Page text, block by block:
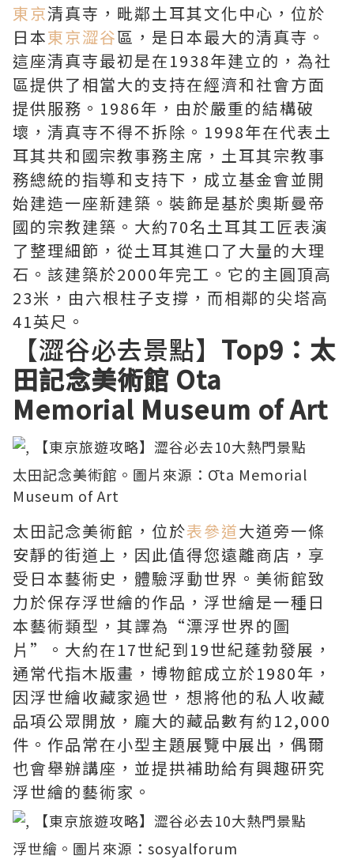
東京清真寺，毗鄰土耳其文化中心，位於
日本東京澀谷區，是日本最大的清真寺。
這座清真寺最初是在1938年建立的，為社
區提供了相當大的支持在經濟和社會方面
提供服務。1986年，由於嚴重的結構破
壞，清真寺不得不拆除。1998年在代表土
耳其共和國宗教事務主席，土耳其宗教事
務總統的指導和支持下，成立基金會並開
始建造一座新建築。裝飾是基於奧斯曼帝
國的宗教建築。大約70名土耳其工匠表演
了整理細節，從土耳其進口了大量的大理
石。該建築於2000年完工。它的主圓頂高
23米，由六根柱子支撐，而相鄰的尖塔高
41英尺。
【澀谷必去景點】 Top9：太
田記念美術館 Ota
Memorial Museum of Art
太田記念美術館。圖片來源： Ōta Memorial
Museum of Art
太田記念美術館，位於表參道大道旁一條
安靜的街道上，因此值得您遠離商店，享
受日本藝術史，體驗浮動世界。美術館致
力於保存浮世繪的作品，浮世繪是一種日
本藝術類型，其譯為“漂浮世界的圖
片”。大約在17世紀到19世紀蓬勃發展，
通常代指木版畫，博物館成立於1980年，
因浮世繪收藏家過世，想將他的私人收藏
品項公眾開放，龐大的藏品數有約12,000
件。作品常在小型主題展覽中展出，偶爾
也會舉辦講座，並提拱補助給有興趣研究
浮世繪的藝術家。
浮世繪。圖片來源： sosyalforum